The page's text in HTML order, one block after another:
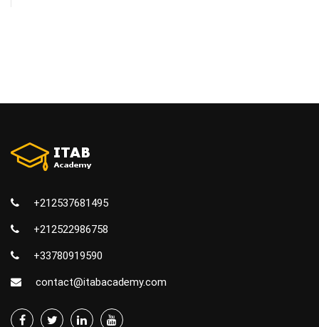
+212537681495
+212522986758
+33780919590
contact@itabacademy.com